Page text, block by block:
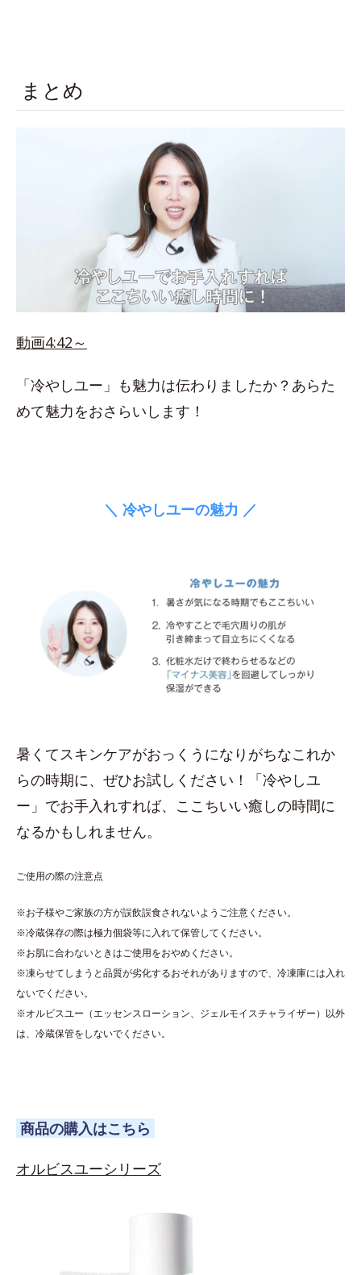
まとめ
動画4:42～
「冷やしユー」も魅力は伝わりましたか？あらた
めて魅力をおさらいします！
＼ 冷やしユーの魅力 ／
暑くてスキンケアがおっくうになりがちなこれか
らの時期に、ぜひお試しください！「冷やしユ
ー」でお手入れすれば、ここちいい癒しの時間に
なるかもしれません。
ご使用の際の注意点
※お子様やご家族の方が誤飲誤食されないようご注意ください。
※冷蔵保存の際は極力個袋等に入れて保管してください。
※お肌に合わないときはご使用をおやめください。
※凍らせてしまうと品質が劣化するおそれがありますので、冷凍庫には入れ
ないでください。
※オルビスユー（エッセンスローション、ジェルモイスチャライザー）以外
は、冷蔵保管をしないでください。
商品の購入はこちら
オルビスユーシリーズ